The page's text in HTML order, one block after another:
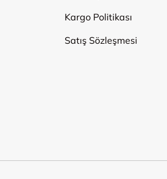
Kargo Politikası
Satış Sözleşmesi